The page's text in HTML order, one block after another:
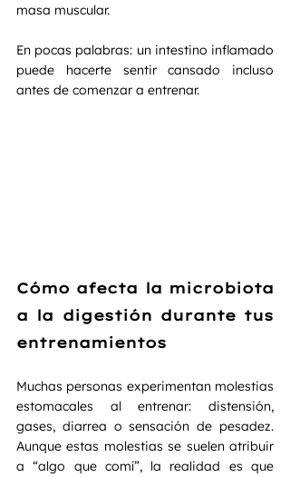
masa muscular.
En pocas palabras: un intestino inflamado
puede hacerte sentir cansado incluso
antes de comenzar a entrenar.
Cómo afecta la microbiota
a la digestión durante tus
entrenamientos
Muchas personas experimentan molestias
estomacales al entrenar: distensión,
gases, diarrea o sensación de pesadez.
Aunque estas molestias se suelen atribuir
a “algo que comí”, la realidad es que